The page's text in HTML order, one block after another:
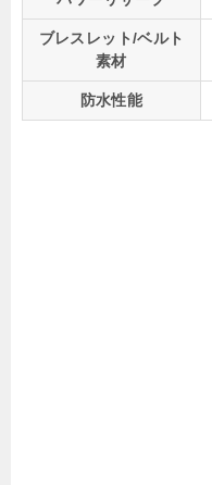
ブレスレット/ベルト
素材
防水性能